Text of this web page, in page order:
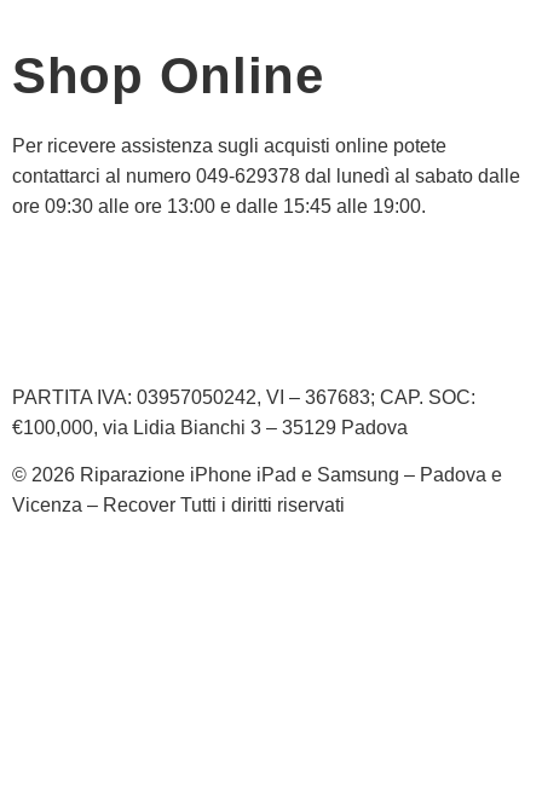
Shop Online
Per ricevere assistenza sugli acquisti online potete
contattarci al numero 049-629378 dal lunedì al sabato dalle
ore 09:30 alle ore 13:00 e dalle 15:45 alle 19:00.
PARTITA IVA: 03957050242, VI – 367683; CAP. SOC:
€100,000, via Lidia Bianchi 3 – 35129 Padova
© 2026 Riparazione iPhone iPad e Samsung – Padova e
Vicenza – Recover Tutti i diritti riservati